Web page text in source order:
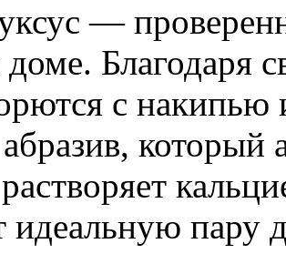
—
Благодаря
с накипью
который
идеальную пару